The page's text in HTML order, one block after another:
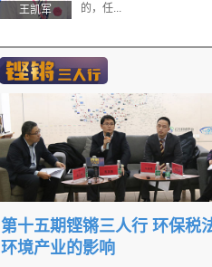
王凯军
的，任...
第十五期铿锵三人行 环保税
环境产业的影响